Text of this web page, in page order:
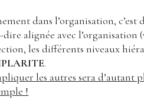
dans l’organisation,
dire alignée avec
les différents niveaux
.
les autres sera
!